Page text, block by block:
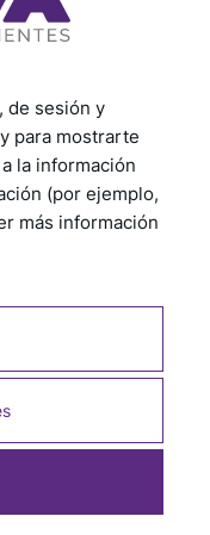
productos paso a
que tendrás
prácticos y
un proceso
de sesión y
para mostrarte
la información
(por ejemplo,
más información